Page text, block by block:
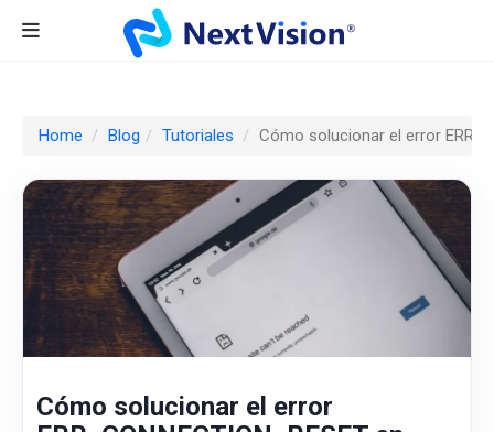
Home Blog Tutoriales Cómo solucionar el error
Cómo solucionar el error